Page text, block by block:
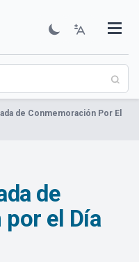
de Conmemoración Por El
de
el Día